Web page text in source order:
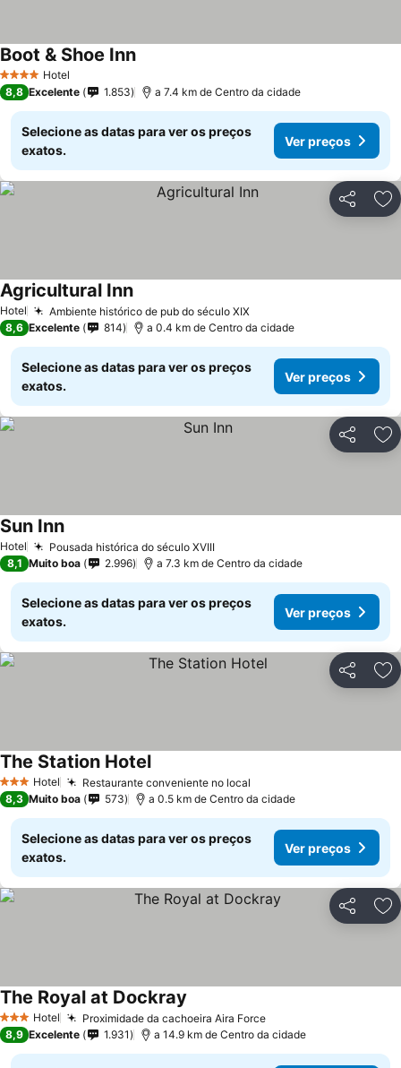
4 EstrelasHotel
Boot & Shoe Inn
8,8 Excelente 1.853 a 7.4 km de Centro da cidade
Selecione as datas para ver os preços
exatos.
Ver preços
Partilhar
Hotel Ambiente histórico de pub do século XIX
Agricultural Inn
8,6 Excelente 814 a 0.4 km de Centro da cidade
Selecione as datas para ver os preços
exatos.
Ver preços
Partilhar
Hotel Pousada histórica do século XVIII
Sun Inn
8,1 Muito boa 2.996 a 7.3 km de Centro da cidade
Selecione as datas para ver os preços
exatos.
Ver preços
Partilhar
3 EstrelasHotel Restaurante conveniente no local
The Station Hotel
8,3 Muito boa 573 a 0.5 km de Centro da cidade
Selecione as datas para ver os preços
exatos.
Ver preços
Partilhar
3 EstrelasHotel Proximidade da cachoeira Aira Force
The Royal at Dockray
8,9 Excelente 1.931 a 14.9 km de Centro da cidade